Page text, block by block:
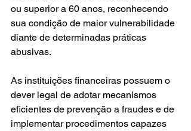
ou superior a 60 anos, reconhecendo
sua condição de maior vulnerabilidade
diante de determinadas práticas
abusivas.
As instituições financeiras possuem o
dever legal de adotar mecanismos
eficientes de prevenção a fraudes e de
implementar procedimentos capazes